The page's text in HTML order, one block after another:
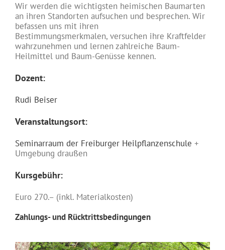
Wir werden die wichtigsten heimischen Baumarten
an ihren Standorten aufsuchen und besprechen. Wir
befassen uns mit ihren
Bestimmungsmerkmalen, versuchen ihre Kraftfelder
wahrzunehmen und lernen zahlreiche Baum-
Heilmittel und Baum-Genüsse kennen.
Dozent:
Rudi Beiser
Veranstaltungsort:
Seminarraum der Freiburger Heilpflanzenschule +
Umgebung draußen
Kursgebühr:
Euro 270.– (inkl. Materialkosten)
Zahlungs- und Rücktrittsbedingungen